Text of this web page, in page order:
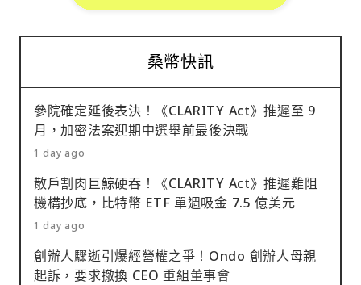
桑幣快訊
參院確定延後表決！《CLARITY Act》推遲至 9
月，加密法案迎期中選舉前最後決戰
1 day ago
散戶割肉巨鯨硬吞！《CLARITY Act》推遲難阻
機構抄底，比特幣 ETF 單週吸金 7.5 億美元
1 day ago
創辦人驟逝引爆經營權之爭！Ondo 創辦人母親
起訴，要求撤換 CEO 重組董事會